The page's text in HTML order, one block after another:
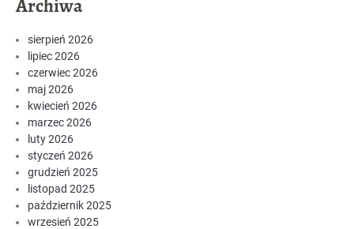
Archiwa
sierpień 2026
lipiec 2026
czerwiec 2026
maj 2026
kwiecień 2026
marzec 2026
luty 2026
styczeń 2026
grudzień 2025
listopad 2025
październik 2025
wrzesień 2025